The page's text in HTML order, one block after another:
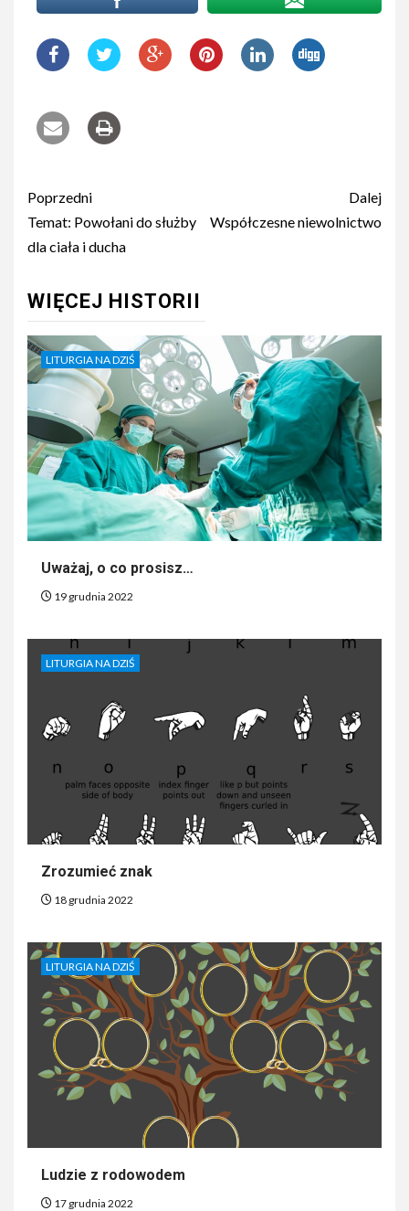
Nawigacja
wpisu
Poprzedni
Temat: Powołani do służby
dla ciała i ducha
Dalej
Współczesne niewolnictwo
WIĘCEJ HISTORII
LITURGIA NA DZIŚ
Uważaj, o co prosisz…
19 grudnia 2022
LITURGIA NA DZIŚ
Zrozumieć znak
18 grudnia 2022
LITURGIA NA DZIŚ
Ludzie z rodowodem
17 grudnia 2022